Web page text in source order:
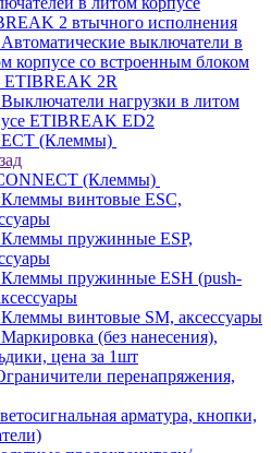
2 втычного исполнения
выключатели в
корпусе со встроенным блоком
2R
нагрузки в литом
ETIBREAK ED2
(Клеммы)
(Клеммы)
Клеммы винтовые ESC,
Клеммы пружинные ESP,
Клеммы пружинные ESH (push-
винтовые SM, аксессуары
(без нанесения),
цена за 1шт
перенапряжения,
арматура, кнопки,